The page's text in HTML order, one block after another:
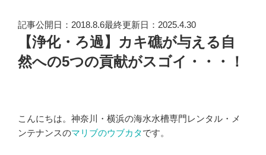
記事公開日：2018.8.6最終更新日：2025.4.30
【浄化・ろ過】カキ礁が与える自
然への5つの貢献がスゴイ・・・！
こんにちは。神奈川・横浜の海水水槽専門レンタル・メ
ンテナンスのマリブのウブカタです。